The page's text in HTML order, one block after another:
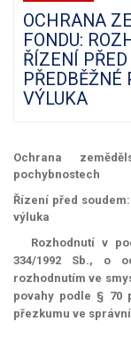
OCHRANA
FONDU:
ŘÍZENÍ
PŘEDBĚŽNÉ
VÝLUKA
Ochrana
pochybnostech
Řízení před
výluka
Rozhodnutí v
334/1992 Sb., o
rozhodnutím ve
povahy podle § 70
přezkumu ve